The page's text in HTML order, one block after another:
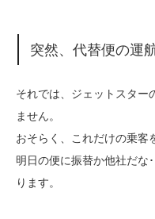
突然、代替便の運
それでは、ジェットスター
ません。
おそらく、これだけの乗客
明日の便に振替か他社だな
ります。